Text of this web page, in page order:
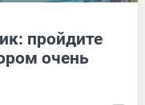
пройдите
очень